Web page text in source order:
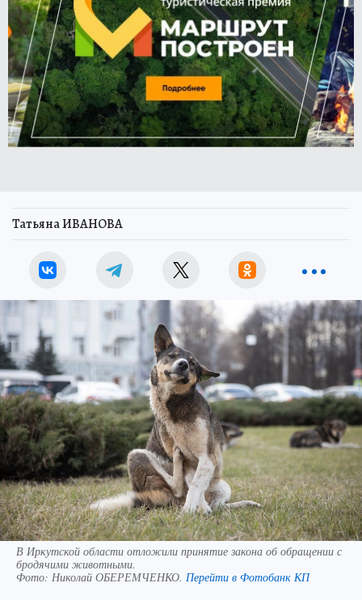
Татьяна ИВАНОВА
В Иркутской области отложили принятие закона об обращении с
бродячими животными.
Фото: Николай ОБЕРЕМЧЕНКО. Перейти в Фотобанк КП